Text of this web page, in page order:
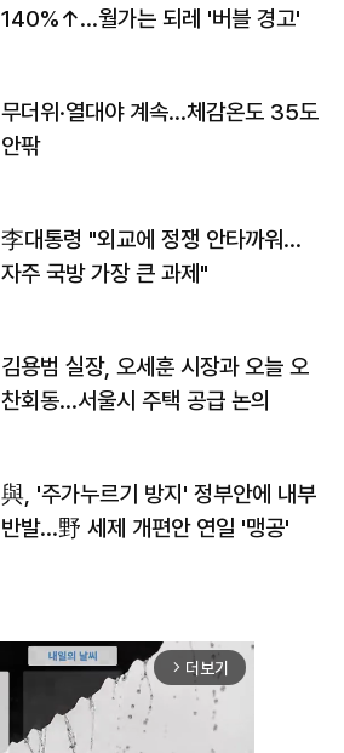
140%↑…월가는 되레 '버블 경고'
무더위·열대야 계속…체감온도 35도
안팎
李대통령 "외교에 정쟁 안타까워…
자주 국방 가장 큰 과제"
김용범 실장, 오세훈 시장과 오늘 오
찬회동...서울시 주택 공급 논의
與, '주가누르기 방지' 정부안에 내부
반발…野 세제 개편안 연일 '맹공'
arrow_forward_ios 더보기